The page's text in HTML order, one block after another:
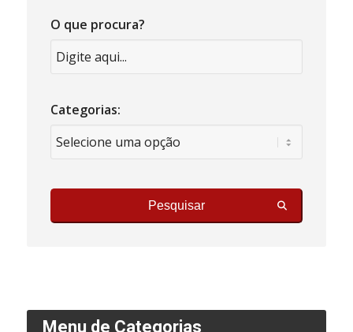
O que procura?
Categorias:
Pesquisar
Menu de Categorias